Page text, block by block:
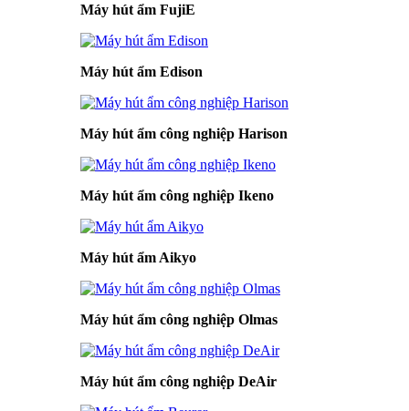
Máy hút ẩm FujiE
Máy hút ẩm Edison
Máy hút ẩm công nghiệp Harison
Máy hút ẩm công nghiệp Ikeno
Máy hút ẩm Aikyo
Máy hút ẩm công nghiệp Olmas
Máy hút ẩm công nghiệp DeAir